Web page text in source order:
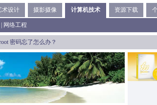
术设计 摄影摄像 计算机技术 资源下载
网络工程
密码忘了怎么办？